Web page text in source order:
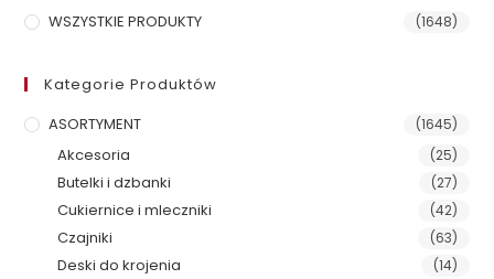
WSZYSTKIE PRODUKTY (1648)
Kategorie Produktów
ASORTYMENT
(1645)
Akcesoria (25)
Butelki i dzbanki (27)
Cukiernice i mleczniki (42)
Czajniki (63)
Deski do krojenia (14)